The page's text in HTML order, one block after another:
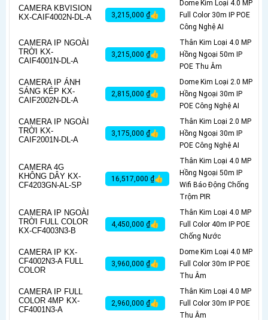
CAMERA KBVISION
KX-CAIF4002N-DL-A
3,215,000 ₫👍
Dome Kim Loại 4.0 MP
Full Color 30m IP POE
Công Nghệ AI
CAMERA IP NGOÀI
TRỜI KX-
CAIF4001N-DL-A
3,215,000 ₫👍
Thân Kim Loại 4.0 MP
Hồng Ngoại 50m IP
POE Thu Âm
CAMERA IP ÁNH
SÁNG KÉP KX-
CAIF2002N-DL-A
2,815,000 ₫👍
Dome Kim Loại 2.0 MP
Hồng Ngoại 30m IP
POE Công Nghệ AI
CAMERA IP NGOÀI
TRỜI KX-
CAIF2001N-DL-A
3,175,000 ₫👍
Thân Kim Loại 2.0 MP
Hồng Ngoại 30m IP
POE Công Nghệ AI
CAMERA 4G
KHÔNG DÂY KX-
CF4203GN-AL-SP
16,517,000 ₫👍
Thân Kim Loại 4.0 MP
Hồng Ngoại 50m IP
Wifi Báo Động Chống
Trộm PIR
CAMERA IP NGOÀI
TRỜI FULL COLOR
KX-CF4003N3-B
4,450,000 ₫👍
Thân Kim Loại 4.0 MP
Full Color 40m IP POE
Chống Nước
CAMERA IP KX-
CF4002N3-A FULL
COLOR
3,960,000 ₫👍
Dome Kim Loại 4.0 MP
Full Color 30m IP POE
Thu Âm
CAMERA IP FULL
COLOR 4MP KX-
CF4001N3-A
2,960,000 ₫👍
Thân Kim Loại 4.0 MP
Full Color 30m IP POE
Thu Âm